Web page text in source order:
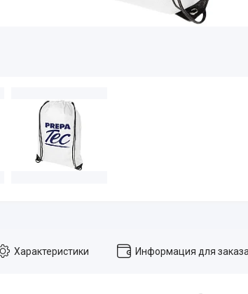
Характеристики Информация для заказа